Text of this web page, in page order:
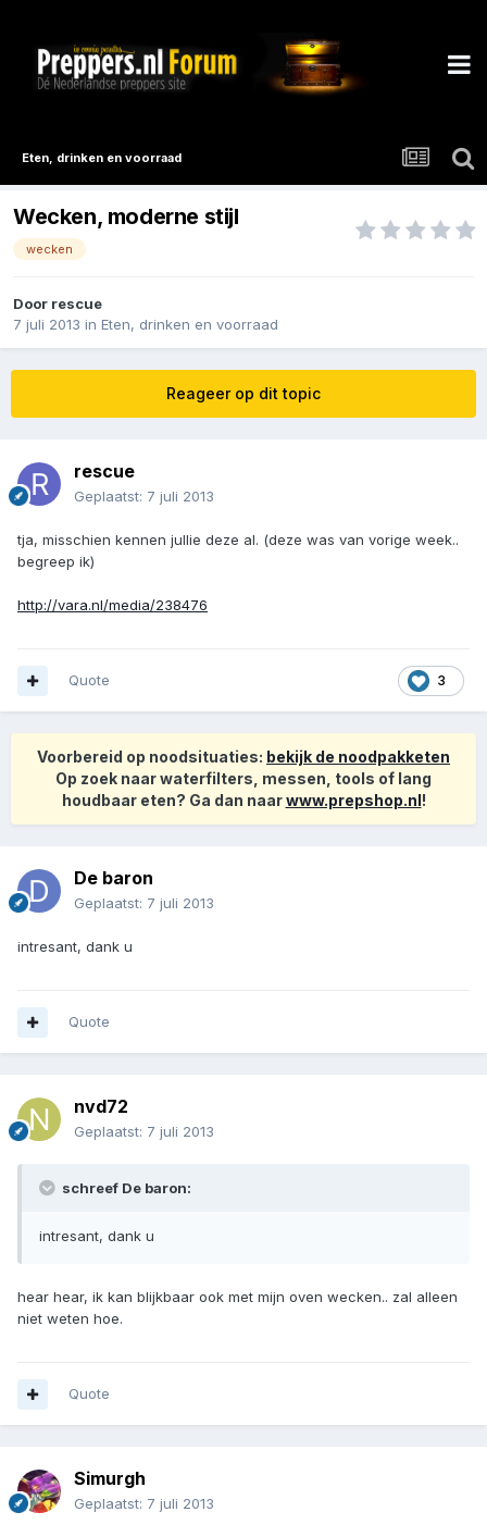
Eten, drinken en voorraad
Wecken, moderne stijl
wecken
Door rescue
7 juli 2013 in Eten, drinken en voorraad
Reageer op dit topic
rescue
Geplaatst: 7 juli 2013
tja, misschien kennen jullie deze al. (deze was van vorige week..
begreep ik)
http://vara.nl/media/238476
3
Quote
Voorbereid op noodsituaties: bekijk de noodpakketen
Op zoek naar waterfilters, messen, tools of lang
houdbaar eten? Ga dan naarwww.prepshop.nl!
De baron
Geplaatst: 7 juli 2013
intresant, dank u
Quote
nvd72
Geplaatst: 7 juli 2013
schreef De baron:
intresant, dank u
hear hear, ik kan blijkbaar ook met mijn oven wecken.. zal alleen
niet weten hoe.
Quote
Simurgh
Geplaatst: 7 juli 2013